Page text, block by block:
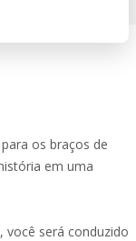
os braços de
em uma
será conduzido